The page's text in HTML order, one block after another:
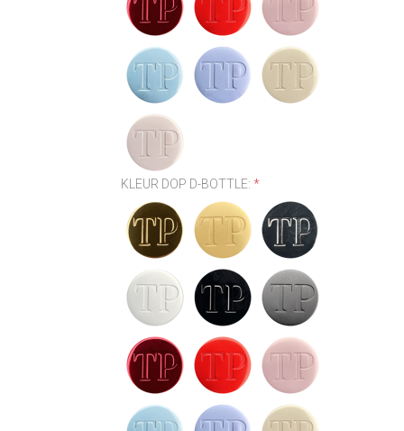
KLEUR DOP D-BOTTLE:*